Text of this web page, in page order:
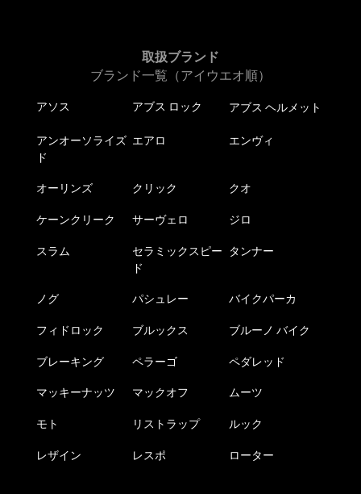
取扱ブランド
ブランド一覧（アイウエオ順）
アソス アブス ロック アブス ヘルメット
アンオーソライズ
ド
エアロ エンヴィ
オーリンズ クリック クオ
ケーンクリーク サーヴェロ ジロ
スラム
セラミックスピー
ド
タンナー
ノグ パシュレー バイクパーカ
フィドロック ブルックス ブルーノ バイク
ブレーキング ペラーゴ ペダレッド
マッキーナッツ マックオフ ムーツ
モト リストラップ ルック
レザイン レスポ ローター